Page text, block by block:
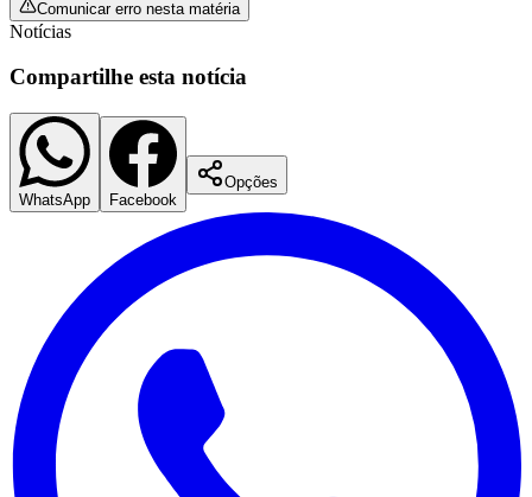
Corinthians
Comunicar erro nesta matéria
Notícias
Compartilhe esta notícia
WhatsApp Facebook
Opções